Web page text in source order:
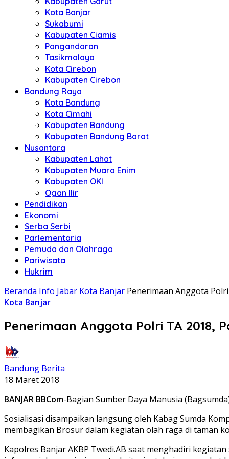
Kota Banjar
Sukabumi
Kabupaten Ciamis
Pangandaran
Tasikmalaya
Kota Cirebon
Kabupaten Cirebon
Bandung Raya
Kota Bandung
Kota Cimahi
Kabupaten Bandung
Kabupaten Bandung Barat
Nusantara
Kabupaten Lahat
Kabupaten Muara Enim
Kabupaten OKI
Ogan Ilir
Pendidikan
Ekonomi
Serba Serbi
Parlementaria
Pemuda dan Olahraga
Pariwisata
Hukrim
Beranda Info Jabar Kota Banjar Penerimaan Anggota
Kota Banjar
Penerimaan Anggota Polri TA 2018,
Bandung Berita
18 Maret 2018
BANJAR BBCom-Bagian Sumber Daya Manusia
Sosialisasi disampaikan langsung oleh Kabag Sumda
membagikan Brosur dalam kegiatan olah raga di taman
Kapolres Banjar AKBP Twedi.AB saat menghadiri